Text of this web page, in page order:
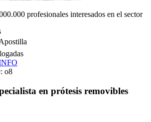
profesionales interesados en el sector
o8
en prótesis removibles